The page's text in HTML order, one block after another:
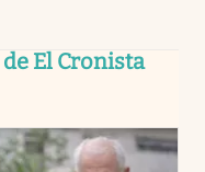
El Cronista